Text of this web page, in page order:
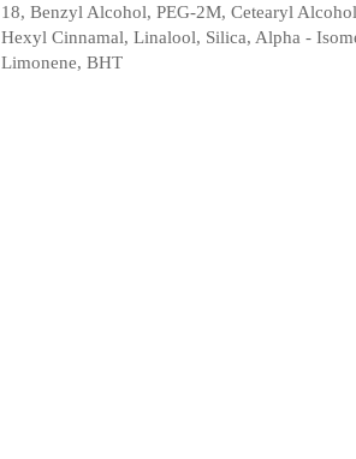
18, Benzyl Alcohol, PEG-2M, Cetearyl
Hexyl Cinnamal, Linalool, Silica, Alpha -
Limonene, BHT